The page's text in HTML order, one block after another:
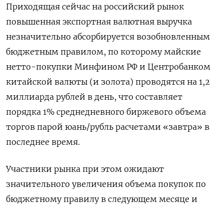
Приходящая сейчас на российский рынок
повышенная экспортная валютная выручка
незначительно абсорбируется возобновленным
бюджетным правилом, по которому майские
нетто-покупки Минфином РФ и Центробанком
китайской валюты (и золота) проводятся на 1,2
миллиарда рублей в день, ​что составляет
порядка 1% среднедневного биржевого объема
⁠торгов парой юань/рубль расчетами «завтра» в
последнее время.
Участники рынка при этом ожидают
значительного увеличения объема покупок по
бюджетному правилу в следующем месяце и